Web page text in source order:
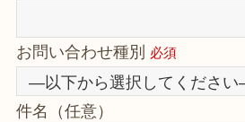
お問い合わせ種別 必須
件名（任意）